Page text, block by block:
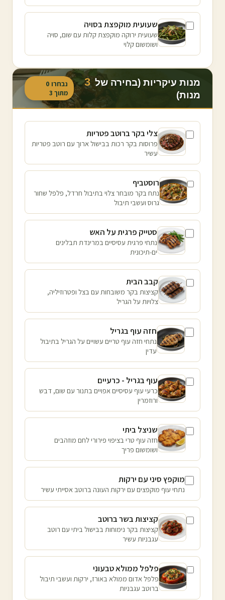
שעועית מוקפצת בסויה
שעועית ירוקה מוקפצת קלות עם שום, סויה
ושומשום קלוי
מנות עיקריות (בחירה של 3
מנות)
נבחרו 0
מתוך 3
צלי בקר ברוטב פטריות
פרוסות בקר רכות בבישול ארוך עם רוטב פטריות
עשיר
רוסטביף
נתח בקר מובחר צלוי בתיבול חרדל, פלפל שחור
גרוס ועשבי תיבול
סטייק פרגית על האש
נתחי פרגית עסיסיים במרינדת תבלינים
ים-תיכונית
קבב הבית
קציצות בקר משובחות עם בצל ופטרוזיליה,
צלויות על הגריל
חזה עוף בגריל
נתחי חזה עוף טריים עשויים על הגריל בתיבול
עדין
עוף בגריל - כרעיים
כרעי עוף עסיסיים אפויים בתנור עם שום, דבש
ורוזמרין
שניצל ביתי
חזה עוף טרי בציפוי פירורי לחם מוזהבים
ושומשום פריך
מוקפץ סיני עם ירקות
נתחי עוף מוקפצים עם ירקות העונה ברוטב אסייתי עשיר
קציצות בשר ברוטב
קציצות בקר נימוחות בבישול ביתי עם רוטב
עגבניות עשיר
פלפל ממולא טבעוני
פלפל אדום ממולא באורז, ירקות ועשבי תיבול
ברוטב עגבניות